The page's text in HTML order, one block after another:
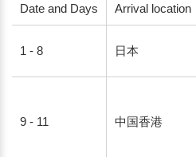
Date and Days Arrival location
1 - 8 日本
9 - 11 中国香港